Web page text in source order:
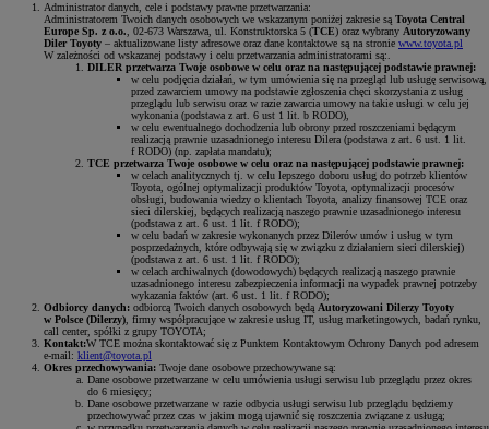
Administrator danych, cele i podstawy prawne przetwarzania:
Administratorem Twoich danych osobowych we wskazanym poniżej zakresie są Toyota Central
Europe Sp. z o.o. , 02-673 Warszawa, ul. Konstruktorska 5 (TCE) oraz wybrany Autoryzowany
Diler Toyoty – aktualizowane listy adresowe oraz dane kontaktowe są na stronie www.toyota.pl
W zależności od wskazanej podstawy i celu przetwarzania administratorami są:.
DILER przetwarza Twoje osobowe w celu oraz na następującej podstawie prawnej:
w celu podjęcia działań, w tym umówienia się na przegląd lub usługę serwisową,
przed zawarciem umowy na podstawie zgłoszenia chęci skorzystania z usług
przeglądu lub serwisu oraz w razie zawarcia umowy na takie usługi w celu jej
wykonania (podstawa z art. 6 ust 1 lit. b RODO),
w celu ewentualnego dochodzenia lub obrony przed roszczeniami będącym
realizacją prawnie uzasadnionego interesu Dilera (podstawa z art. 6 ust. 1 lit.
f RODO) (np. zapłata mandatu);
TCE przetwarza Twoje osobowe w celu oraz na następującej podstawie prawnej:
w celach analitycznych tj. w celu lepszego doboru usług do potrzeb klientów
Toyota, ogólnej optymalizacji produktów Toyota, optymalizacji procesów
obsługi, budowania wiedzy o klientach Toyota, analizy finansowej TCE oraz
sieci dilerskiej, będących realizacją naszego prawnie uzasadnionego interesu
(podstawa z art. 6 ust. 1 lit. f RODO);
w celu badań w zakresie wykonanych przez Dilerów umów i usług w tym
posprzedażnych, które odbywają się w związku z działaniem sieci dilerskiej)
(podstawa z art. 6 ust. 1 lit. f RODO);
w celach archiwalnych (dowodowych) będących realizacją naszego prawnie
uzasadnionego interesu zabezpieczenia informacji na wypadek prawnej potrzeby
wykazania faktów (art. 6 ust. 1 lit. f RODO);
Odbiorcy danych: odbiorcą Twoich danych osobowych będą Autoryzowani Dilerzy Toyoty
w Polsce (Dilerzy) , firmy współpracujące w zakresie usług IT, usług marketingowych, badań rynku,
call center, spółki z grupy TOYOTA;
Kontakt:W TCE można skontaktować się z Punktem Kontaktowym Ochrony Danych pod adresem
e-mail: klient@toyota.pl
Okres przechowywania: Twoje dane osobowe przechowywane są:
Dane osobowe przetwarzane w celu umówienia usługi serwisu lub przeglądu przez okres
do 6 miesięcy;
Dane osobowe przetwarzane w razie odbycia usługi serwisu lub przeglądu będziemy
przechowywać przez czas w jakim mogą ujawnić się roszczenia związane z usługą;